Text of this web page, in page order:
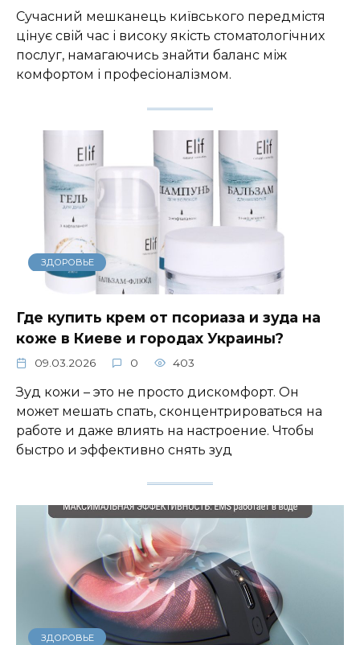
Сучасний мешканець київського передмістя
цінує свій час і високу якість стоматологічних
послуг, намагаючись знайти баланс між
комфортом і професіоналізмом.
ЗДОРОВЬЕ
Где купить крем от псориаза и зуда на
коже в Киеве и городах Украины?
09.03.2026 0 403
Зуд кожи – это не просто дискомфорт. Он
может мешать спать, сконцентрироваться на
работе и даже влиять на настроение. Чтобы
быстро и эффективно снять зуд
ЗДОРОВЬЕ